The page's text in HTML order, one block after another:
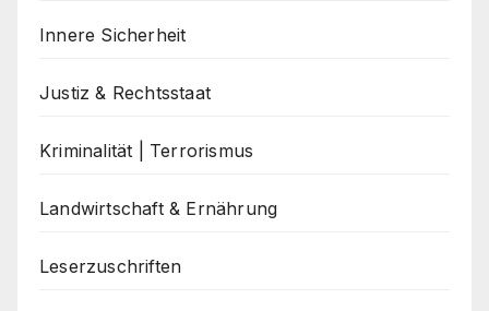
Innere Sicherheit
Justiz & Rechtsstaat
Kriminalität | Terrorismus
Landwirtschaft & Ernährung
Leserzuschriften